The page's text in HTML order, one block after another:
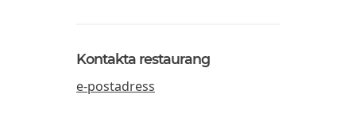
Kontakta restaurang
e-postadress